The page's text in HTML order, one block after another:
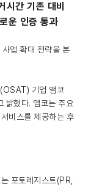
시간 기존 대비
운 인증 통과
사업 확대 전략을 본
(OSAT) 기업 앰코
밝혔다. 앰코는 주요
비스를 제공하는 후
포토레지스트(PR,